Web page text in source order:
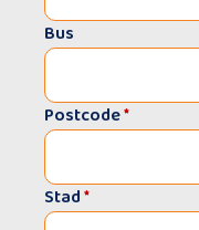
Bus
Postcode*
Stad*